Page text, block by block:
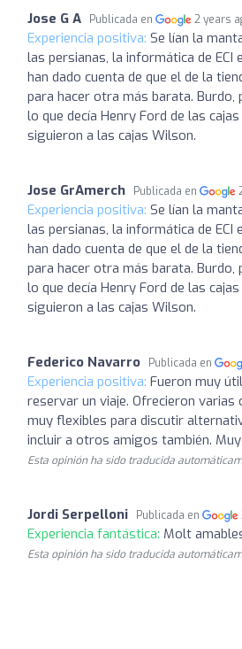
Jose G A Publicada en 2 years
Experiencia positiva: Se lían la
las persianas, la informática de ECI
han dado cuenta de que el de la
para hacer otra más barata. Burdo,
lo que decía Henry Ford de las
siguieron a las cajas Wilson.
Jose GrAmerch Publicada en
Experiencia positiva: Se lían la
las persianas, la informática de ECI
han dado cuenta de que el de la
para hacer otra más barata. Burdo,
lo que decía Henry Ford de las
siguieron a las cajas Wilson.
Federico Navarro Publicada en
Experiencia positiva: Fueron muy
reservar un viaje. Ofrecieron varias
muy flexibles para discutir
incluir a otros amigos también.
Esta opinión ha sido traducida
Jordi Serpelloni Publicada en
Experiencia fantástica: Molt
Esta opinión ha sido traducida